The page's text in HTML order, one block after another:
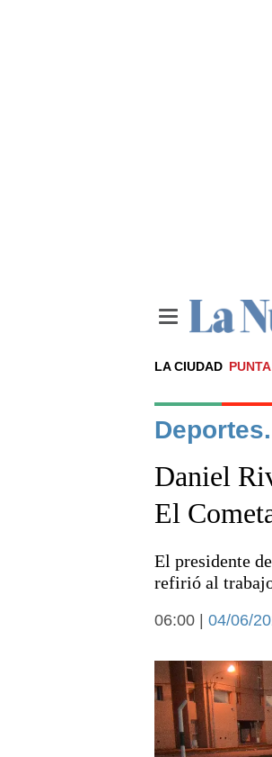
LA CIUDAD
Noticias
Deportes
Arte y cultura
Economía y
Deportes.
Daniel
El
El presidente
refirió al
06:00 | 04/06/